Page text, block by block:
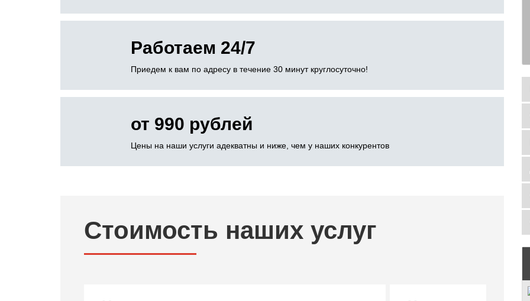
Работаем 24/7
Приедем к вам по адресу в течение 30 минут круглосуточно!
от 990 рублей
Цены на наши услуги адекватны и ниже, чем у наших конкурентов
Стоимость наших услуг